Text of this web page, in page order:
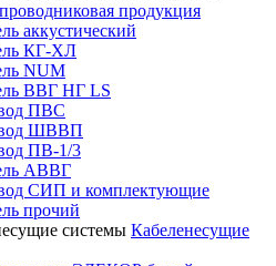
продукция
аккустический
КГ-ХЛ
NUM
ВВГ НГ LS
ПВС
ШВВП
ПВ-1/3
АВВГ
СИП и комплектующие
прочий
Кабеленесущие